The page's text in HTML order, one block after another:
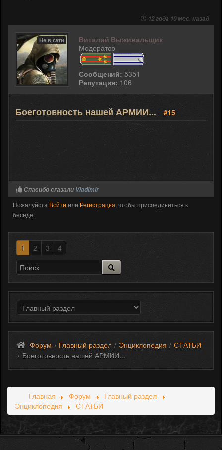
12 года 10 мес. назад
Не в сети
Виталий Выживальщик
Модератор
Сообщений: 5351
Репутация: 106
Боеготовность нашей АРМИИ... #15
Спасибо сказали Vladimir
Пожалуйста Войти или Регистрация, чтобы присоединиться к
беседе.
1 2 3 4
Форум / Главный раздел / Энциклопедия / СТАТЬИ
/ Боеготовность нашей АРМИИ...
Главная Форум
Главный раздел
Энциклопедия
СТАТЬИ